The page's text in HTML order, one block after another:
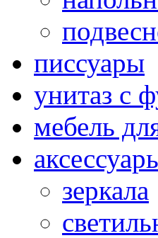
писсуары
унитаз с
мебель
зеркала